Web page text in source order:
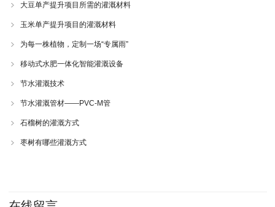
大豆单产提升项目所需的灌溉材料
玉米单产提升项目的灌溉材料
为每一株植物，定制一场“专属雨”
移动式水肥一体化智能灌溉设备
节水灌溉技术
节水灌溉管材——PVC-M管
石榴树的灌溉方式
枣树有哪些灌溉方式